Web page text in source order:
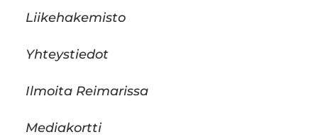
Liikehakemisto
Yhteystiedot
Ilmoita Reimarissa
Mediakortti